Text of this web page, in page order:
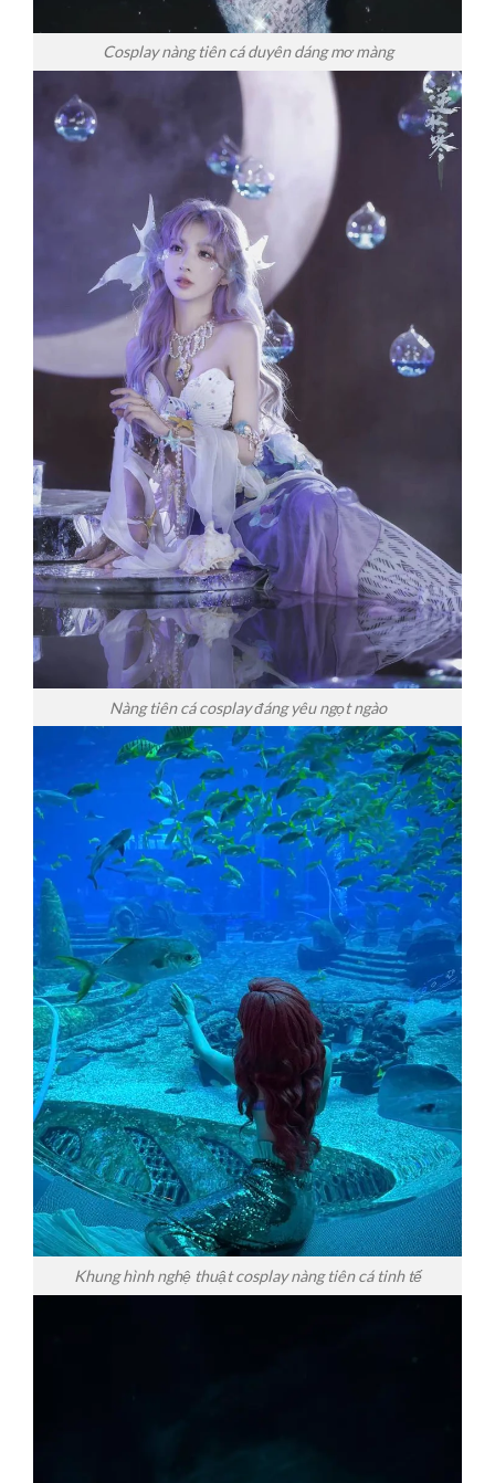
Cosplay nàng tiên cá duyên dáng mơ màng
Nàng tiên cá cosplay đáng yêu ngọt ngào
Khung hình nghệ thuật cosplay nàng tiên cá tinh tế